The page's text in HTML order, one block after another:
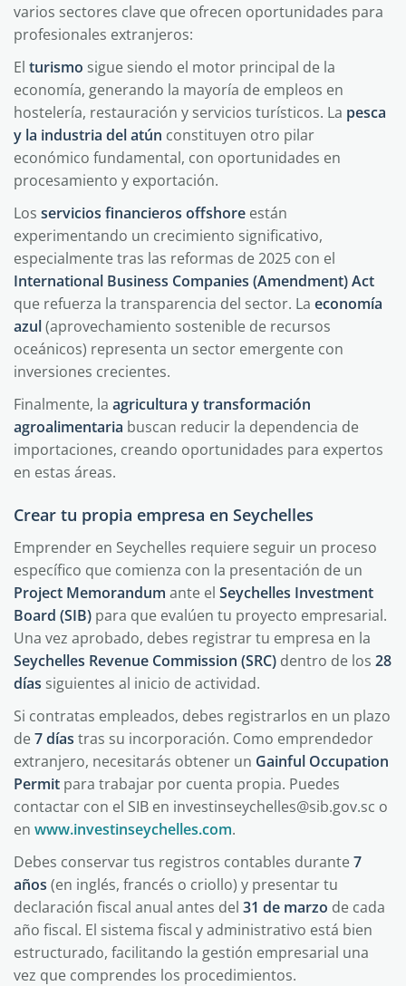
varios sectores clave que ofrecen oportunidades para
profesionales extranjeros:
El turismo sigue siendo el motor principal de la
economía, generando la mayoría de empleos en
hostelería, restauración y servicios turísticos. La pesca
y la industria del atún constituyen otro pilar
económico fundamental, con oportunidades en
procesamiento y exportación.
Los servicios financieros offshore están
experimentando un crecimiento significativo,
especialmente tras las reformas de 2025 con el
International Business Companies (Amendment) Act
que refuerza la transparencia del sector. La economía
azul(aprovechamiento sostenible de recursos
oceánicos) representa un sector emergente con
inversiones crecientes.
Finalmente, la agricultura y transformación
agroalimentaria buscan reducir la dependencia de
importaciones, creando oportunidades para expertos
en estas áreas.
Crear tu propia empresa en Seychelles
Emprender en Seychelles requiere seguir un proceso
específico que comienza con la presentación de un
Project Memorandum ante el Seychelles Investment
Board (SIB) para que evalúen tu proyecto empresarial.
Una vez aprobado, debes registrar tu empresa en la
Seychelles Revenue Commission (SRC) dentro de los 28
días siguientes al inicio de actividad.
Si contratas empleados, debes registrarlos en un plazo
de7 días tras su incorporación. Como emprendedor
extranjero, necesitarás obtener un Gainful Occupation
Permit para trabajar por cuenta propia. Puedes
contactar con el SIB en investinseychelles@sib.gov.sc o
en www.investinseychelles.com.
Debes conservar tus registros contables durante7
años (en inglés, francés o criollo) y presentar tu
declaración fiscal anual antes del 31 de marzo de cada
año fiscal. El sistema fiscal y administrativo está bien
estructurado, facilitando la gestión empresarial una
vez que comprendes los procedimientos.